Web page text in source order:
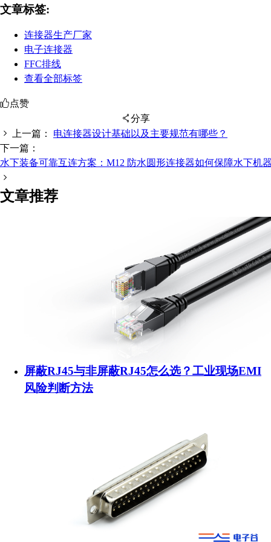
文章标签:
连接器生产厂家
电子连接器
FFC排线
查看全部标签
点赞
分享
上一篇： 电连接器设计基础以及主要规范有哪些？
下一篇：
水下装备可靠互连方案：M12 防水圆形连接器如何保障水下机
文章推荐
屏蔽RJ45与非屏蔽RJ45怎么选？工业现场EMI
风险判断方法